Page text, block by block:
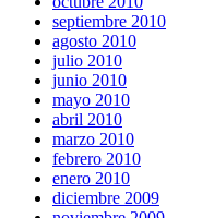
septiembre 2010
agosto 2010
julio 2010
junio 2010
mayo 2010
abril 2010
marzo 2010
febrero 2010
enero 2010
diciembre 2009